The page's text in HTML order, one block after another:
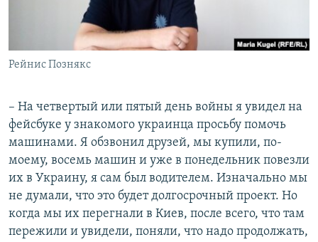
Рейнис Познякс
– На четвертый или пятый день войны я увидел на
фейсбуке у знакомого украинца просьбу помочь
машинами. Я обзвонил друзей, мы купили, по-
моему, восемь машин и уже в понедельник повезли
их в Украину, я сам был водителем. Изначально мы
не думали, что это будет долгосрочный проект. Но
когда мы их перегнали в Киев, после всего, что там
пережили и увидели, поняли, что надо продолжать,